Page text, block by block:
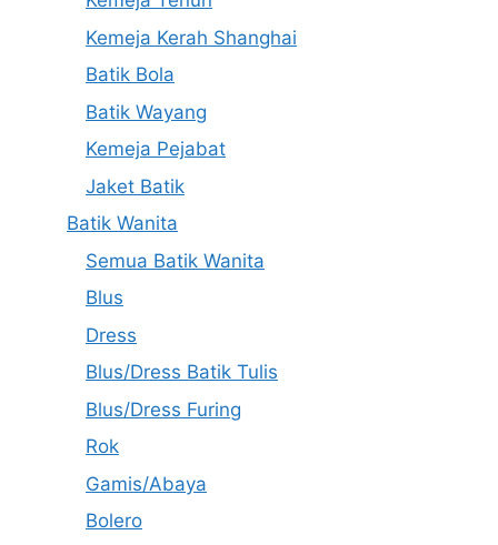
Kemeja Kerah Shanghai
Batik Bola
Batik Wayang
Kemeja Pejabat
Jaket Batik
Batik Wanita
Semua Batik Wanita
Blus
Dress
Blus/Dress Batik Tulis
Blus/Dress Furing
Rok
Gamis/Abaya
Bolero